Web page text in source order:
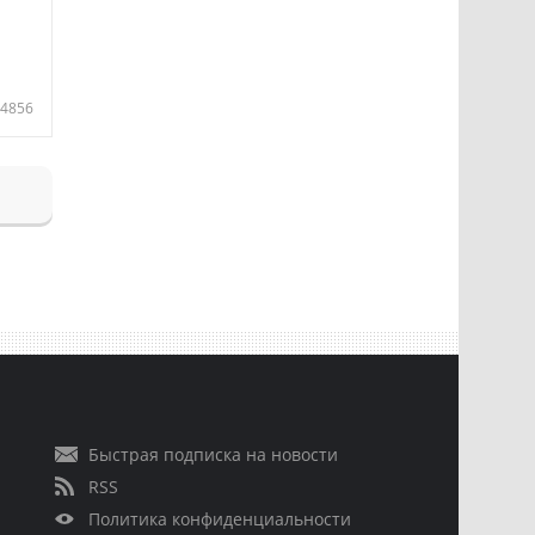
4856
Быстрая подписка на новости
RSS
Политика конфиденциальности